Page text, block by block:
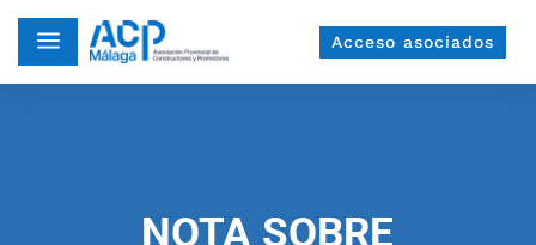
a Acceso asociados
NOTA SOBRE